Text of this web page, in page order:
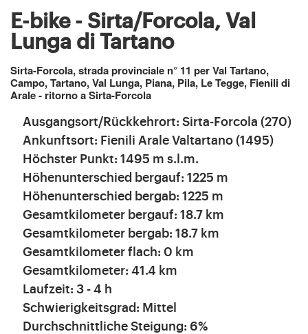
E-bike - Sirta/Forcola, Val
Lunga di Tartano
Sirta-Forcola, strada provinciale n° 11 per Val Tartano,
Campo, Tartano, Val Lunga, Piana, Pila, Le Tegge, Fienili di
Arale - ritorno a Sirta-Forcola
Ausgangsort/Rückkehrort: Sirta-Forcola (270)
Ankunftsort: Fienili Arale Valtartano (1495)
Höchster Punkt: 1495 m s.l.m.
Höhenunterschied bergauf: 1225 m
Höhenunterschied bergab: 1225 m
Gesamtkilometer bergauf: 18.7 km
Gesamtkilometer bergab: 18.7 km
Gesamtkilometer flach: 0 km
Gesamtkilometer: 41.4 km
Laufzeit: 3 - 4 h
Schwierigkeitsgrad: Mittel
Durchschnittliche Steigung: 6%